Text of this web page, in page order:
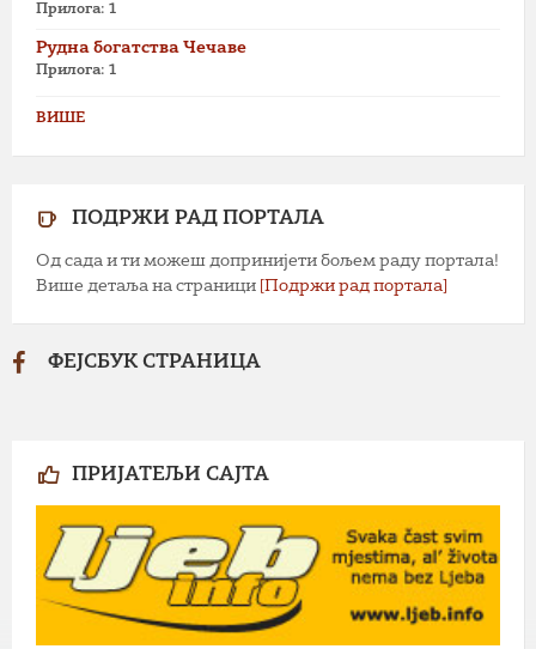
Прилога: 1
Рудна богатства Чечаве
Прилога: 1
ВИШЕ
ПОДРЖИ РАД ПОРТАЛА
Од сада и ти можеш допринијети бољем раду портала!
Више детаља на страници [Подржи рад портала]
ФЕЈСБУК СТРАНИЦА
ПРИЈАТЕЉИ САЈТА